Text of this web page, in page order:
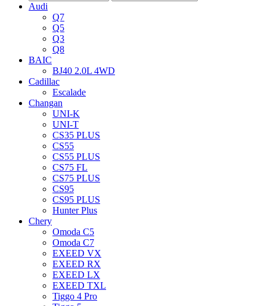
Audi
Q7
Q5
Q3
Q8
BAIC
BJ40 2.0L 4WD
Cadillac
Escalade
Changan
UNI-K
UNI-T
CS35 PLUS
CS55
CS55 PLUS
CS75 FL
CS75 PLUS
CS95
CS95 PLUS
Hunter Plus
Chery
Omoda C5
Omoda C7
EXEED VX
EXEED RX
EXEED LX
EXEED TXL
Tiggo 4 Pro